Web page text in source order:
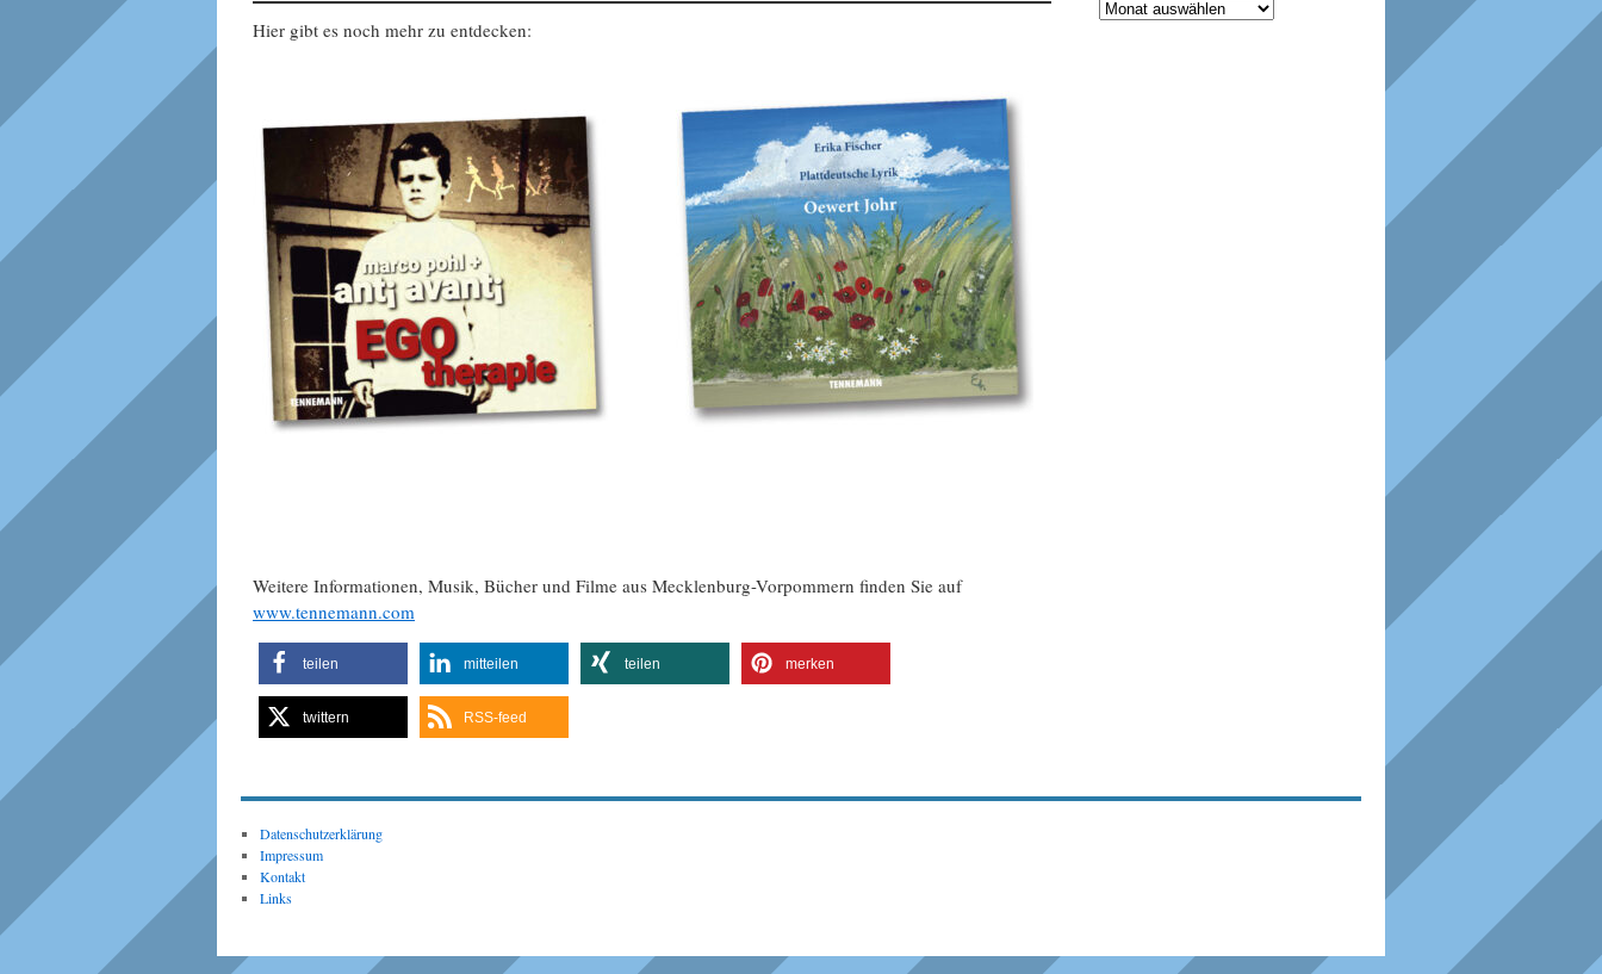
Hier gibt es noch mehr zu entdecken:
Weitere Informationen, Musik, Bücher und Filme aus Mecklenburg-Vorpommern finden Sie auf
www.tennemann.com
teilen mitteilen teilen merken
twittern RSS-feed
Datenschutzerklärung
Impressum
Kontakt
Links